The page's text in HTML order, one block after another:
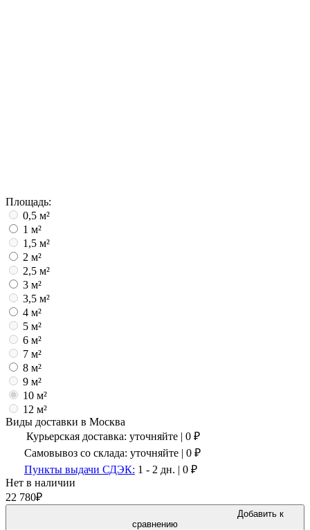
Площадь:
0,5 м²
1 м²
1,5 м²
2 м²
2,5 м²
3 м²
3,5 м²
4 м²
5 м²
6 м²
7 м²
8 м²
9 м²
10 м²
12 м²
Виды доставки в Москва
Курьерская доставка: уточняйте | 0 ₽
Самовывоз со склада: уточняйте | 0 ₽
Пункты выдачи СДЭК: 1 - 2 дн. | 0 ₽
Нет в наличии
22 780₽
Добавить к
сравнению